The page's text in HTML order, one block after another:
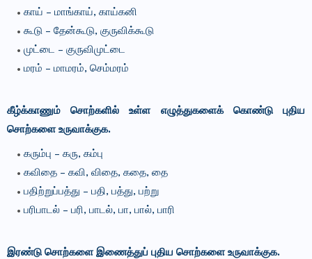
காய் – மாங்காய், காய்கனி
கூடு – தேன்கூடு, குருவிக்கூடு
முட்டை – குருவிமுட்டை
மரம் – மாமரம், செம்மரம்
கீழ்க்காணும் சொற்களில் உள்ள எழுத்துகளைக் கொண்டு புதிய
சொற்களை உருவாக்குக.
கரும்பு – கரு, கம்பு
கவிதை – கவி, விதை, கதை, தை
பதிற்றுப்பத்து – பதி, பத்து, பற்று
பரிபாடல் – பரி, பாடல், பா, பால், பாரி
இரண்டு சொற்களை இணைத்துப் புதிய சொற்களை உருவாக்குக.